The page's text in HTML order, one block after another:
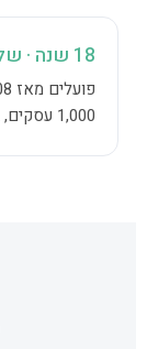
18 שנה · שלוש מדינות
1,000 עסקים, 82 ממליצים, 235 מאמרים מקצועיים.